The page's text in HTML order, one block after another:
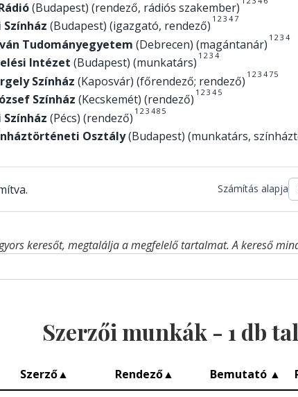
(Budapest) (rendező, rádiós szakember)
(Budapest) (igazgató, rendező) 1 23 47
Tudományegyetem (Debrecen) (magántanár) 1 2 3 4
Intézet (Budapest) (munkatárs) 1 23 4
Színház (Kaposvár) (főrendező; rendező) 1 2 3 475
Színház (Kecskemét) (rendező) 1 23 4 5
(Pécs) (rendező) 1 2 3 48 5
Osztály(Budapest) (munkatárs,
Számítás alapja
keresőt, megtalálja a megfelelő tartalmat. A kereső
Szerzői munkák - 1 db
Szerző▲ Rendező▲ Bemutató ▲